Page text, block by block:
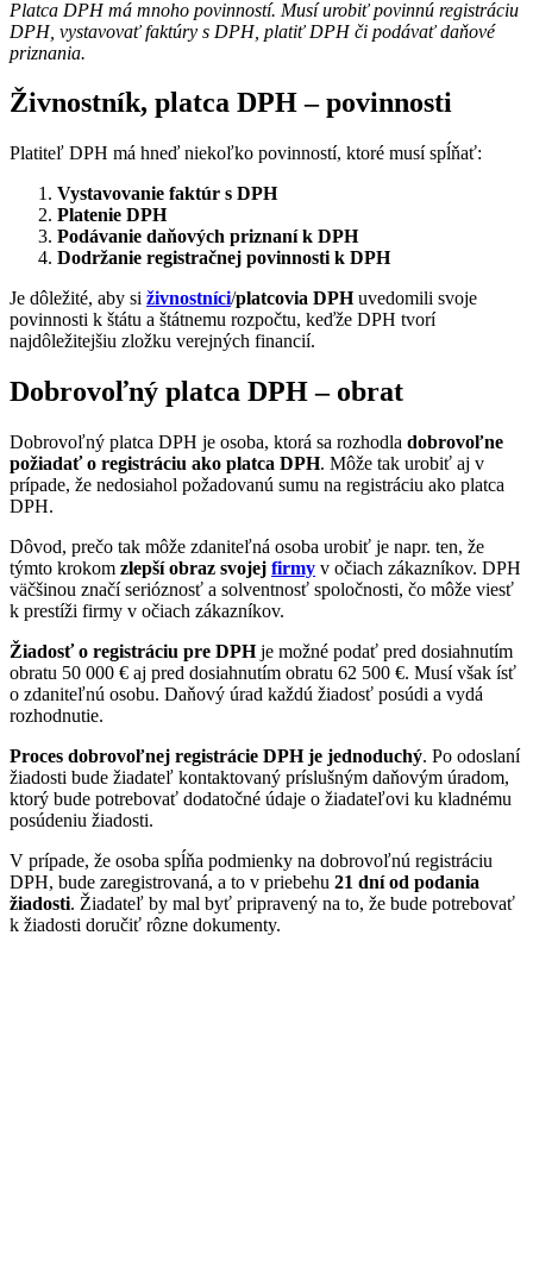
Platca DPH má mnoho povinností. Musí urobiť povinnú registráciu
DPH, vystavovať faktúry s DPH, platiť DPH či podávať daňové
priznania.
Živnostník, platca DPH – povinnosti
Platiteľ DPH má hneď niekoľko povinností, ktoré musí spĺňať:
Vystavovanie faktúr s DPH
Platenie DPH
Podávanie daňových priznaní k DPH
Dodržanie registračnej povinnosti k DPH
Je dôležité, aby si živnostníci/platcovia DPHuvedomili svoje
povinnosti k štátu a štátnemu rozpočtu, keďže DPH tvorí
najdôležitejšiu zložku verejných financií.
Dobrovoľný platca DPH – obrat
Dobrovoľný platca DPH je osoba, ktorá sa rozhodla dobrovoľne
požiadať o registráciu ako platca DPH. Môže tak urobiť aj v
prípade, že nedosiahol požadovanú sumu na registráciu ako platca
DPH.
Dôvod, prečo tak môže zdaniteľná osoba urobiť je napr. ten, že
týmto krokom zlepší obraz svojej firmy v očiach zákazníkov. DPH
väčšinou značí serióznosť a solventnosť spoločnosti, čo môže viesť
k prestíži firmy v očiach zákazníkov.
Žiadosť o registráciu pre DPHje možné podať pred dosiahnutím
obratu 50 000 € aj pred dosiahnutím obratu 62 500 €. Musí však ísť
o zdaniteľnú osobu. Daňový úrad každú žiadosť posúdi a vydá
rozhodnutie.
Proces dobrovoľnej registrácie DPH je jednoduchý. Po odoslaní
žiadosti bude žiadateľ kontaktovaný príslušným daňovým úradom,
ktorý bude potrebovať dodatočné údaje o žiadateľovi ku kladnému
posúdeniu žiadosti.
V prípade, že osoba spĺňa podmienky na dobrovoľnú registráciu
DPH, bude zaregistrovaná, a to v priebehu 21 dní od podania
žiadosti. Žiadateľ by mal byť pripravený na to, že bude potrebovať
k žiadosti doručiť rôzne dokumenty.